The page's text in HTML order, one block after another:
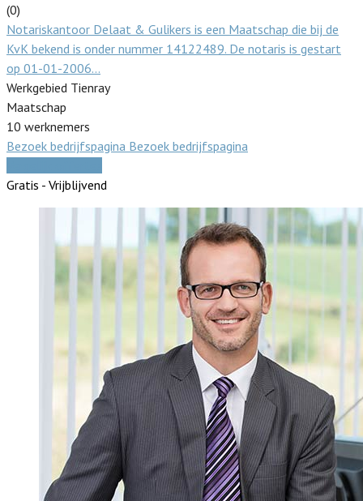
(0)
Notariskantoor Delaat & Gulikers is een Maatschap die bij de
KvK bekend is onder nummer 14122489. De notaris is gestart
op 01-01-2006…
Werkgebied Tienray
Maatschap
10 werknemers
Bezoek bedrijfspagina Bezoek bedrijfspagina
Gratis - Vrijblijvend